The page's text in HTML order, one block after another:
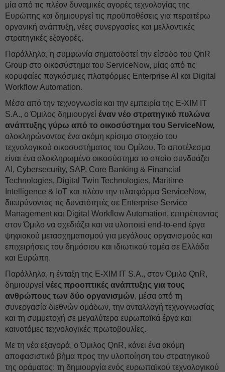
μία από τις πλέον δυναμικές αγορές τεχνολογίας της
Ευρώπης και δημιουργεί τις προϋποθέσεις για περαιτέρω
οργανική ανάπτυξη, νέες συνεργασίες και μελλοντικές
στρατηγικές εξαγορές.
Παράλληλα, η συμφωνία σηματοδοτεί την είσοδο του QnR
Group στο οικοσύστημα του ServiceNow, μίας από τις
κορυφαίες παγκόσμιες πλατφόρμες Enterprise AI και Digital
Workflow Automation.
Μέσα από την τεχνογνωσία και την εμπειρία της E-XIM IT
S.A., ο Όμιλος δημιουργεί έναν νέο στρατηγικό πυλώνα
ανάπτυξης γύρω από το οικοσύστημα του ServiceNow,
ολοκληρώνοντας ένα ακόμη κρίσιμο στοιχείο του
τεχνολογικού οικοσυστήματος του Ομίλου. Το αποτέλεσμα
είναι ένα ολοκληρωμένο οικοσύστημα το οποίο συνδυάζει
AI, Cybersecurity, SAP, Core Banking & Financial
Technologies, Digital Twin Technologies, Maritime
Intelligence & IoT και πλέον την πλατφόρμα ServiceNow,
διευρύνοντας τις δυνατότητές σε Enterprise Service
Management και Digital Workflow Automation, επιτρέποντας
στον Όμιλο να σχεδιάζει και να υλοποιεί end-to-end έργα
ψηφιακού μετασχηματισμού για μεγάλους οργανισμούς και
επιχειρήσεις του δημόσιου και ιδιωτικού τομέα σε Ελλάδα
και Ευρώπη.
Παράλληλα, η ένταξη της E-XIM IT S.A., στον Όμιλο QnR,
δημιουργεί νέες προοπτικές ανάπτυξης για τους
ανθρώπους των δύο οργανισμών, μέσα από τη
συνεργασία διεθνών ομάδων, την ανταλλαγή τεχνογνωσίας
και τη συμμετοχή σε μεγαλύτερα ευρωπαϊκά έργα και
καινοτόμες τεχνολογικές πρωτοβουλίες.
Με τη νέα εξαγορά, ο Όμιλος QnR, κάνει ένα ακόμη
αποφασιστικό βήμα προς την υλοποίηση του στρατηγικού
της οράματος: τη δημιουργία ενός ευρωπαϊκού τεχνολογικού